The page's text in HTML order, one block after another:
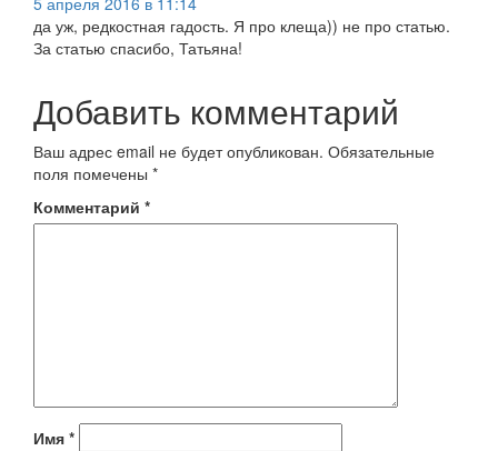
да уж, редкостная гадость. Я про клеща)) не про статью.
За статью спасибо, Татьяна!
Добавить комментарий
Ваш адрес email не будет опубликован. Обязательные
поля помечены *
Комментарий *
Имя *